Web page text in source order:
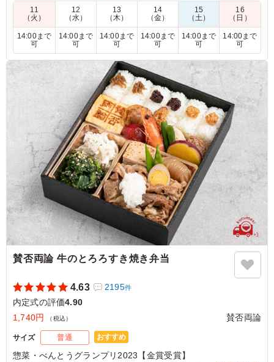
っとよそいき気分のお弁当です。
【弁当内容】
賛否両論のたまご焼き/いぶりがっことマスカルポーネのポテト
サラダ/鶏の松風焼き/牛蒡おかき揚げ/鶏つくね・海老・いんげ
んの旨煮/たこの柔らか煮/青菜の胡麻和え/さつまいもレモン煮/
杏トマト/季節のしんじょう/にんじんカステラ
見た目・ボリューム・味ともに満足でした。 見た目は、
外箱からして特別感があり、そもそも3段もあるお弁当を
いただく機会があまりないので、皆さん盛り上がっていま
した。 中身についても、それぞれが大変おいしく、満足
いたしました。
ご利用シーン： 懇親会›内定式
東京都新宿区西新宿
2025/10/06
11
（火）
12
（水）
13
（木）
14
（金）
15
（土）
16
（日）
14:00まで
可
14:00まで
可
14:00まで
可
14:00まで
可
14:00まで
可
14:00まで
可
賛否両論 牛のとろろすき焼き弁当
4.63 2195件
内定式の評価4.90
1,740円
（税込） 賛否両論
サイズ 普通 おすすめ
惣菜・べんとうグランプリ2023【金賞受賞】